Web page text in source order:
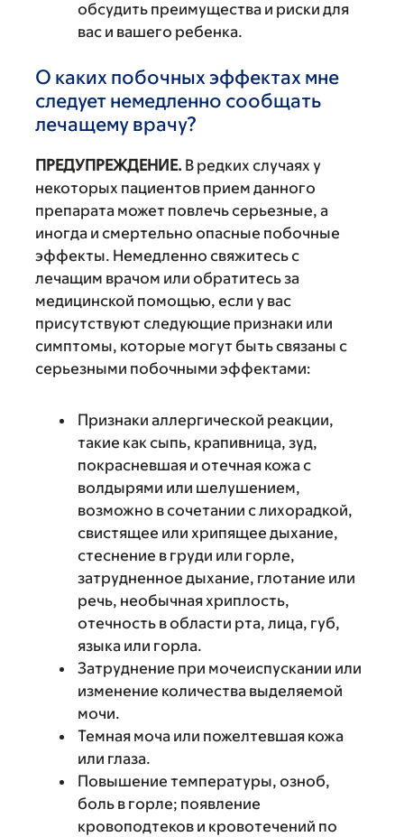
обсудить преимущества и риски для
вас и вашего ребенка.
О каких побочных эффектах мне
следует немедленно сообщать
лечащему врачу?
ПРЕДУПРЕЖДЕНИЕ. В редких случаях у
некоторых пациентов прием данного
препарата может повлечь серьезные, а
иногда и смертельно опасные побочные
эффекты. Немедленно свяжитесь с
лечащим врачом или обратитесь за
медицинской помощью, если у вас
присутствуют следующие признаки или
симптомы, которые могут быть связаны с
серьезными побочными эффектами:
Признаки аллергической реакции,
такие как сыпь, крапивница, зуд,
покрасневшая и отечная кожа с
волдырями или шелушением,
возможно в сочетании с лихорадкой,
свистящее или хрипящее дыхание,
стеснение в груди или горле,
затрудненное дыхание, глотание или
речь, необычная хриплость,
отечность в области рта, лица, губ,
языка или горла.
Затруднение при мочеиспускании или
изменение количества выделяемой
мочи.
Темная моча или пожелтевшая кожа
или глаза.
Повышение температуры, озноб,
боль в горле; появление
кровоподтеков и кровотечений по